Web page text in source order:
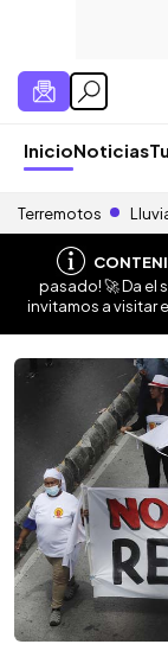
InicioNoticias
Terremotos
pasado! 🚀 Da el
invitamos a visitar